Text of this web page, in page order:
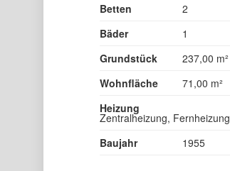
Betten
2
Bäder
1
Grundstück
237,00 m²
Wohnfläche
71,00 m²
Heizung
Zentralheizung, Fernheizung
Baujahr
1955